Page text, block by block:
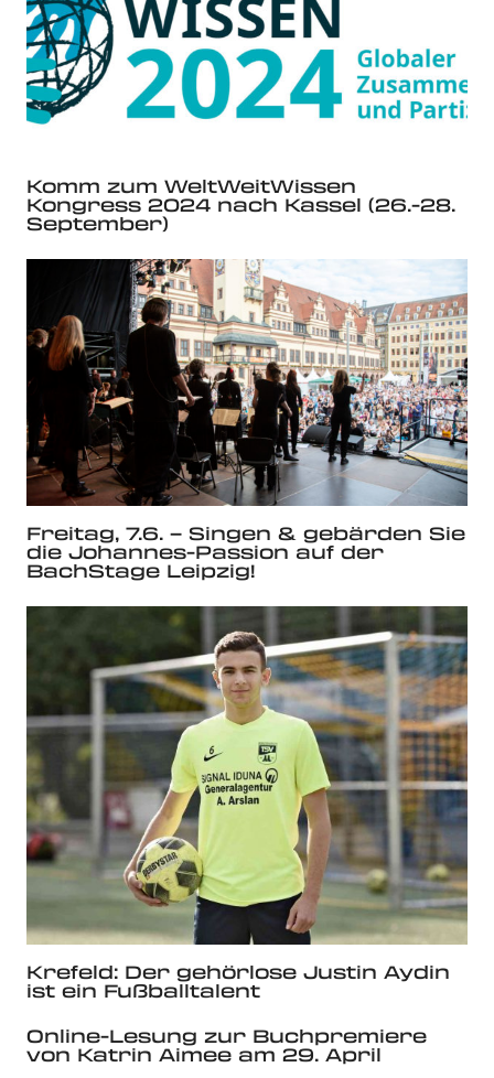
Komm zum WeltWeitWissen
Kongress 2024 nach Kassel (26.-28.
September)
Freitag, 7.6. – Singen & gebärden Sie
die Johannes-Passion auf der
BachStage Leipzig!
Krefeld: Der gehörlose Justin Aydin
ist ein Fußballtalent
Online-Lesung zur Buchpremiere
von Katrin Aimee am 29. April